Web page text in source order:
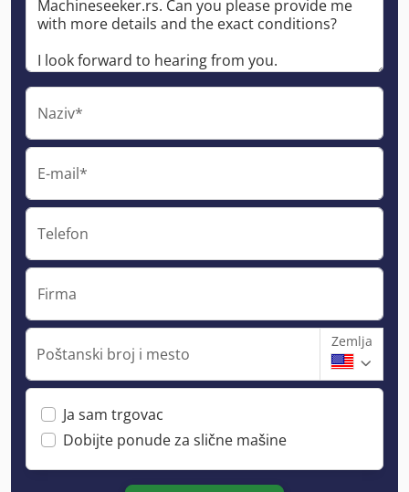
Naziv*
E-mail*
Telefon
Firma
Poštanski broj i mesto
Zemlja
Ja sam trgovac
Dobijte ponude za slične mašine